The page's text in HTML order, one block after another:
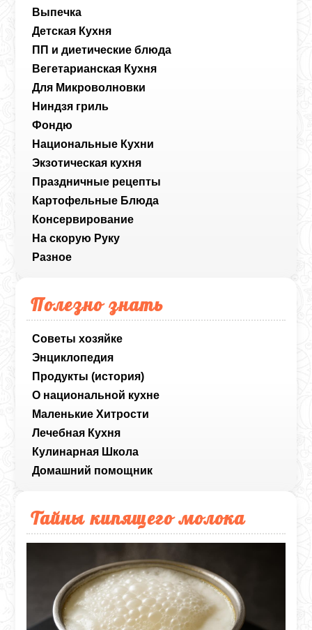
Выпечка
Детская Кухня
ПП и диетические блюда
Вегетарианская Кухня
Для Микроволновки
Ниндзя гриль
Фондю
Национальные Кухни
Экзотическая кухня
Праздничные рецепты
Картофельные Блюда
Консервирование
На скорую Руку
Разное
Полезно знать
Советы хозяйке
Энциклопедия
Продукты (история)
О национальной кухне
Маленькие Хитрости
Лечебная Кухня
Кулинарная Школа
Домашний помощник
Тайны кипящего молока